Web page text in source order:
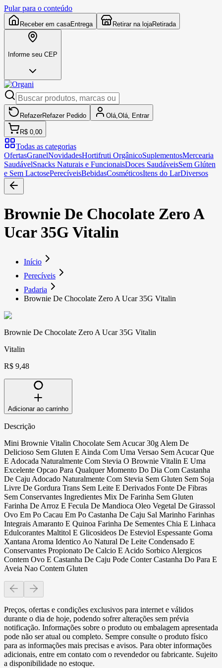
Pular para o conteúdo
Receber em casaEntrega Retirar na lojaRetirada
Informe seu CEP
RefazerRefazer Pedido Olá, Olá, Entrar
R$ 0,00
Todas as categorias
OfertasGranelNovidadesHortifruti OrgânicoSuplementosMercearia
SaudávelSnacks Naturais e FuncionaisDoces SaudáveisSem Glúten
e Sem LactosePerecíveisBebidasCosméticosItens do LarDiversos
Brownie De Chocolate Zero A
Ucar 35G Vitalin
Início
Perecíveis
Padaria
Brownie De Chocolate Zero A Ucar 35G Vitalin
Brownie De Chocolate Zero A Ucar 35G Vitalin
Vitalin
R$ 9,48
Adicionar ao carrinho
Descrição
Mini Brownie Vitalin Chocolate Sem Acucar 30g Alem De
Delicioso Sem Gluten E Ainda Com Uma Versao Sem Acucar Que
E Adocada Naturalmente Com Stevia O Brownie Vitalin E Uma
Excelente Opcao Para Qualquer Momento Do Dia Com Castanha
De Caju Adocado Naturalmente Com Stevia Sem Gluten Sem Soja
Livre De Gordura Trans Sem Leite E Derivados Fonte De Fibras
Sem Conservantes Ingredientes Mix De Farinha Sem Gluten
Farinha De Arroz E Fecula De Mandioca Oleo Vegetal De Girassol
Ovo Em Po Cacau Em Po Castanha De Caju Sal Marinho Farinhas
Integrais Amaranto E Quinoa Farinha De Sementes Chia E Linhaca
Edulcorantes Maltitol E Glicosideos De Esteviol Espessante Goma
Xantana Aroma Identico Ao Natural De Leite Condensado E
Conservantes Propionato De Calcio E Acido Sorbico Alergicos
Contem Ovo E Castanha De Caju Pode Conter Castanha Do Para E
Aveia Nao Contem Gluten
Preços, ofertas e condições exclusivos para internet e válidos
durante o dia de hoje, podendo sofrer alterações sem prévia
notificação. Informações sobre o produto ou embalagem apresentada
pode não ser atual ou completo. Sempre consulte o produto físico
para as informações mais precisas e avisos. Para obter informações
adicionais, entre em contato com o revendedor ou fabricante. Sujeito
a disponibilidade no estoque.